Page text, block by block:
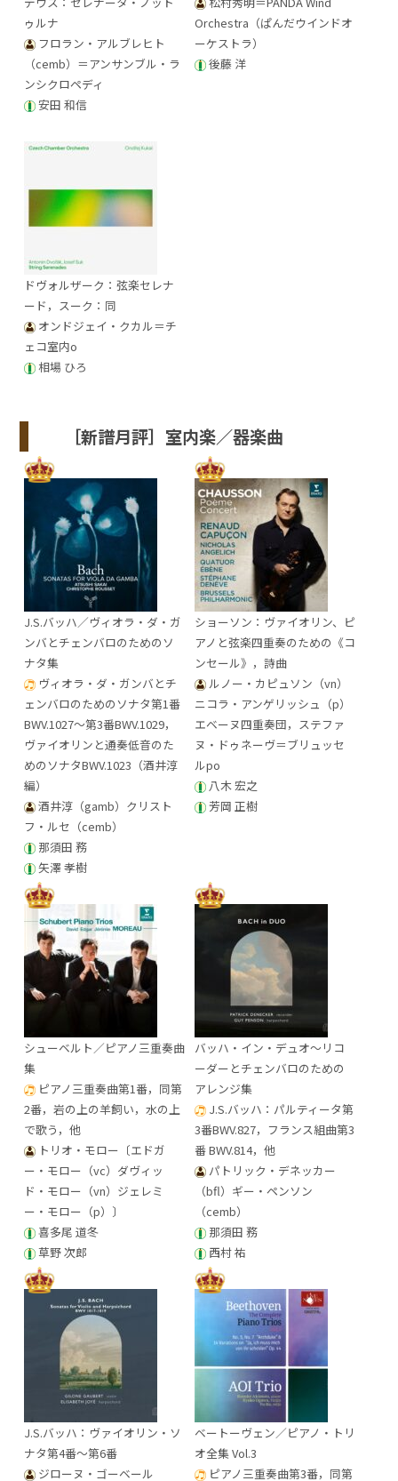
ゥルナ
フロラン・アルブレヒト
（cemb）＝アンサンブル・ラ
ンシクロペディ
安田 和信
Orchestra（ぱんだウインドオ
ーケストラ）
後藤 洋
ドヴォルザーク：弦楽セレナ
ード，スーク：同
オンドジェイ・クカル＝チ
ェコ室内o
相場 ひろ
［新譜月評］室内楽／器楽曲
J.S.バッハ／ヴィオラ・ダ・ガ
ンバとチェンバロのためのソ
ナタ集
ヴィオラ・ダ・ガンバとチ
ェンバロのためのソナタ第1番
BWV.1027～第3番BWV.1029，
ヴァイオリンと通奏低音のた
めのソナタBWV.1023（酒井淳
編）
酒井淳（gamb）クリスト
フ・ルセ（cemb）
那須田 務
矢澤 孝樹
ショーソン：ヴァイオリン、ピ
アノと弦楽四重奏のための《コ
ンセール》，詩曲
ルノー・カピュソン（vn）
ニコラ・アンゲリッシュ（p）
エベーヌ四重奏団，ステファ
ヌ・ドゥネーヴ＝ブリュッセ
ルpo
八木 宏之
芳岡 正樹
シューベルト／ピアノ三重奏曲
集
ピアノ三重奏曲第1番，同第
2番，岩の上の羊飼い，水の上
で歌う，他
トリオ・モロー〔エドガ
ー・モロー（vc）ダヴィッ
ド・モロー（vn）ジェレミ
ー・モロー（p）〕
喜多尾 道冬
草野 次郎
バッハ・イン・デュオ～リコ
ーダーとチェンバロのための
アレンジ集
J.S.バッハ：パルティータ第
3番BWV.827，フランス組曲第3
番 BWV.814，他
パトリック・デネッカー
（bfl）ギー・ペンソン
（cemb）
那須田 務
西村 祐
J.S.バッハ：ヴァイオリン・ソ
ナタ第4番～第6番
ジローヌ・ゴーベール
ベートーヴェン／ピアノ・トリ
オ全集 Vol.3
ピアノ三重奏曲第3番，同第